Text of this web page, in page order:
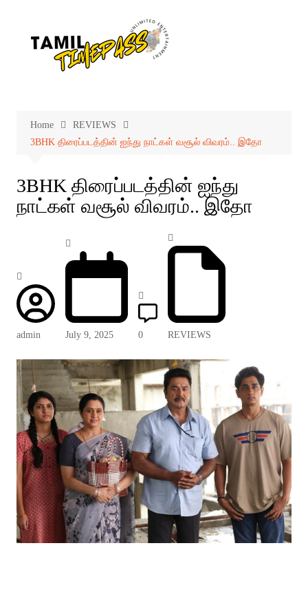
Home
REVIEWS
3BHK திரைப்படத்தின் ஐந்து நாட்கள் வசூல் விவரம்.. இதோ
3BHK திரைப்படத்தின் ஐந்து
நாட்கள் வசூல் விவரம்.. இதோ
admin July 9, 2025 0 REVIEWS